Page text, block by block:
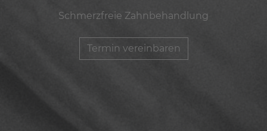
Schmerzfreie Zahnbehandlung
Termin vereinbaren
Schmerzfreie Zahnbehandlung
Termin vereinbaren
Schmerzfreie Zahnbehandlung
Termin vereinbaren